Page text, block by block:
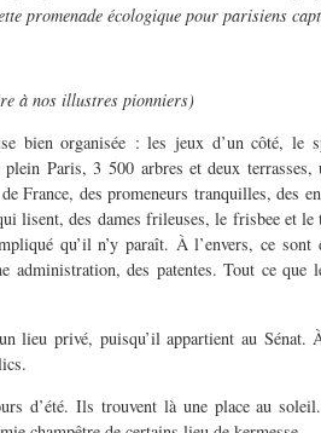
promenade écologique pour parisiens
à nos illustres pionniers)
bien organisée : les jeux d’un côté, le
Paris, 3 500 arbres et deux terrasses,
France, des promeneurs tranquilles, des
lisent, des dames frileuses, le frisbee et le
qu’il n’y paraît. À l’envers, ce sont
administration, des patentes. Tout ce
lieu privé, puisqu’il appartient au
d’été. Ils trouvent là une place au